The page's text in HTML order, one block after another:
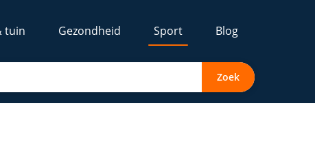
tuin Gezondheid Sport Blog
Zoek